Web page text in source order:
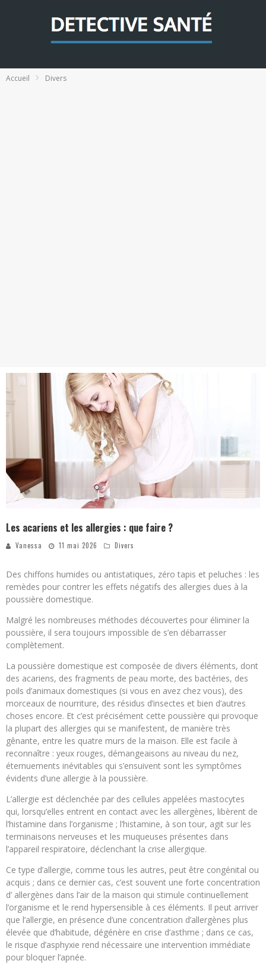
Accueil Divers
Les acariens et les allergies : que faire ?
Vanessa 11 mai 2026 Divers
Des chiffons humides ou antistatiques, zéro tapis et peluches : les
remèdes pour contrer les effets négatifs des allergies dues à la
poussière domestique.
Malgré les nombreuses méthodes découvertes pour éliminer la
poussière, il sera toujours impossible de s’en débarrasser
complètement.
La poussière domestique est composée de divers éléments, dont
des acariens, des fragments de peau morte, des bactéries, des
poils d’animaux domestiques (si vous en avez chez vous), des
morceaux de nourriture, des résidus d’insectes et bien d’autres
choses encore. Et c’est précisément cette poussière qui provoque
la plupart des allergies qui se manifestent, de manière très
gênante, entre les quatre murs de la maison. Elle est facile à
reconnaître : yeux rouges, démangeaisons au niveau du nez,
éternuements inévitables qui s’ensuivent sont les symptômes
évidents d’une allergie à la poussière.
L’allergie est déclenchée par des cellules appelées mastocytes
qui, lorsqu’elles entrent en contact avec les allergènes, libèrent de
l’histamine dans l’organisme ; l’histamine, à son tour, agit sur les
terminaisons nerveuses et les muqueuses présentes dans
l’appareil respiratoire, déclenchant la crise allergique.
Ce type d’allergie, comme tous les autres, peut être congénital ou
acquis ; dans ce dernier cas, c’est souvent une forte concentration
d’ allergènes dans l’air de la maison qui stimule continuellement
l’organisme et le rend hypersensible à ces éléments. Il peut arriver
que l’allergie, en présence d’une concentration d’allergènes plus
élevée que d’habitude, dégénère en crise d’asthme ; dans ce cas,
le risque d’asphyxie rend nécessaire une intervention immédiate
pour bloquer l’apnée.